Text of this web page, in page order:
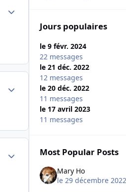
Author stats
Author stats
Jours populaires
le 9 févr. 2024
22 messages
le 21 déc. 2022
12 messages
le 20 déc. 2022
11 messages
le 17 avril 2023
11 messages
Most Popular Posts
Mary Ho
le 29 décembre 2022